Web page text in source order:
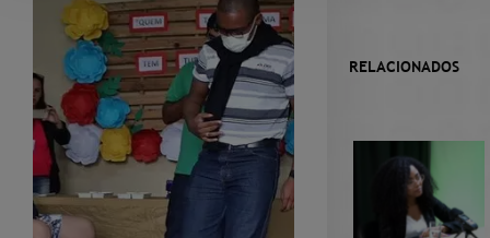
RELACIONADOS